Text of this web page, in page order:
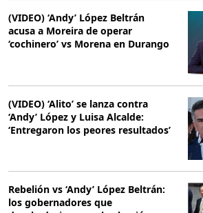
(VIDEO) ‘Andy’ López Beltrán
acusa a Moreira de operar
‘cochinero’ vs Morena en Durango
(VIDEO) ‘Alito’ se lanza contra
‘Andy’ López y Luisa Alcalde:
‘Entregaron los peores resultados’
Rebelión vs ‘Andy’ López Beltrán:
los gobernadores que